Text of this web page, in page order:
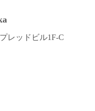
レッドビル1F-C